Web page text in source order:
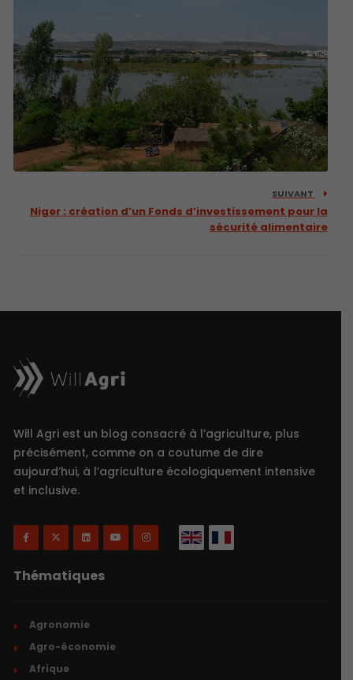
SUIVANT
Niger : création d’un Fonds d’investissement pour la
sécurité alimentaire
Will Agri est un blog consacré à l’agriculture, plus
précisément, comme on a coutume de dire
aujourd’hui, à l’agriculture écologiquement intensive
et inclusive.
Thématiques
Agronomie
Agro-économie
Afrique